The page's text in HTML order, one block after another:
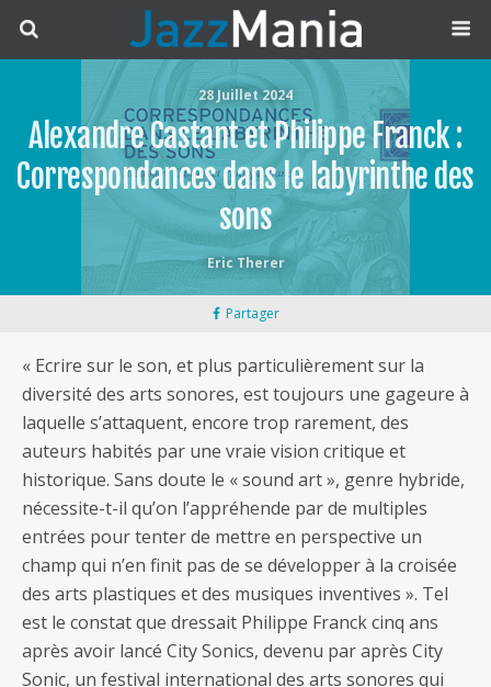
28 Juillet 2024
Alexandre Castant et Philippe Franck :
Correspondances dans le labyrinthe des
sons
Eric Therer
Partager
« Ecrire sur le son, et plus particulièrement sur la
diversité des arts sonores, est toujours une gageure à
laquelle s’attaquent, encore trop rarement, des
auteurs habités par une vraie vision critique et
historique. Sans doute le « sound art », genre hybride,
nécessite-t-il qu’on l’appréhende par de multiples
entrées pour tenter de mettre en perspective un
champ qui n’en finit pas de se développer à la croisée
des arts plastiques et des musiques inventives ». Tel
est le constat que dressait Philippe Franck cinq ans
après avoir lancé City Sonics, devenu par après City
Sonic, un festival international des arts sonores qui